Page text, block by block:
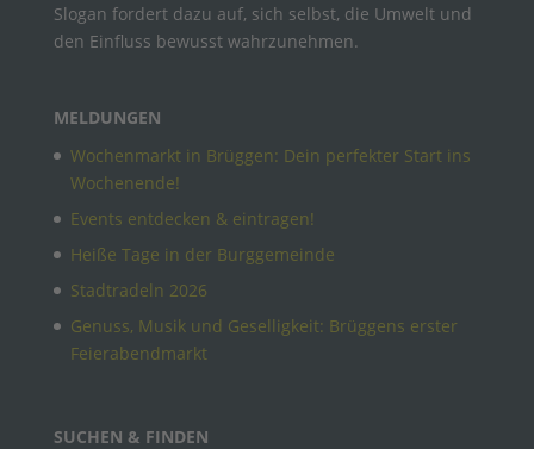
Slogan fordert dazu auf, sich selbst, die Umwelt und
den Einfluss bewusst wahrzunehmen.
MELDUNGEN
Wochenmarkt in Brüggen: Dein perfekter Start ins
Wochenende!
Events entdecken & eintragen!
Heiße Tage in der Burggemeinde
Stadtradeln 2026
Genuss, Musik und Geselligkeit: Brüggens erster
Feierabendmarkt
SUCHEN & FINDEN